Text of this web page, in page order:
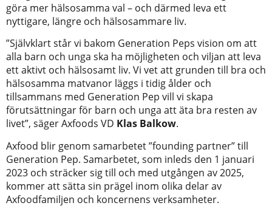
göra mer hälsosamma val – och därmed leva ett
nyttigare, längre och hälsosammare liv.
”Självklart står vi bakom Generation Peps vision om att
alla barn och unga ska ha möjligheten och viljan att leva
ett aktivt och hälsosamt liv. Vi vet att grunden till bra och
hälsosamma matvanor läggs i tidig ålder och
tillsammans med Generation Pep vill vi skapa
förutsättningar för barn och unga att äta bra resten av
livet”, säger Axfoods VD Klas Balkow.
Axfood blir genom samarbetet ”founding partner” till
Generation Pep. Samarbetet, som inleds den 1 januari
2023 och sträcker sig till och med utgången av 2025,
kommer att sätta sin prägel inom olika delar av
Axfoodfamiljen och koncernens verksamheter.